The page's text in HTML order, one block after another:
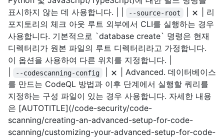
표시하지 않는 데 사용합니다. | |
--source-root
| 리
포지토리의 체크 아웃 루트 외부에서 CLI를 실행하는 경우
사용합니다. 기본적으로 `database create` 명령은 현재
디렉터리가 원본 파일의 루트 디렉터리라고 가정합니다.
이 옵션을 사용하여 다른 위치를 지정합니다. |
--codescanning-config
| Advanced. 데이터베이스
를 만드는 CodeQL 방법과 이후 단계에서 실행할 쿼리를
지정하는 구성 파일이 있는 경우 사용합니다. 자세한 내용
은 [AUTOTITLE](/code-security/code-
scanning/creating-an-advanced-setup-for-code-
scanning/customizing-your-advanced-setup-for-code-